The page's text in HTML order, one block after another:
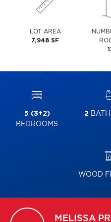
LOT AREA
7,948 SF
5 (3+2)
BEDROOMS
2
WOOD
MELISSA